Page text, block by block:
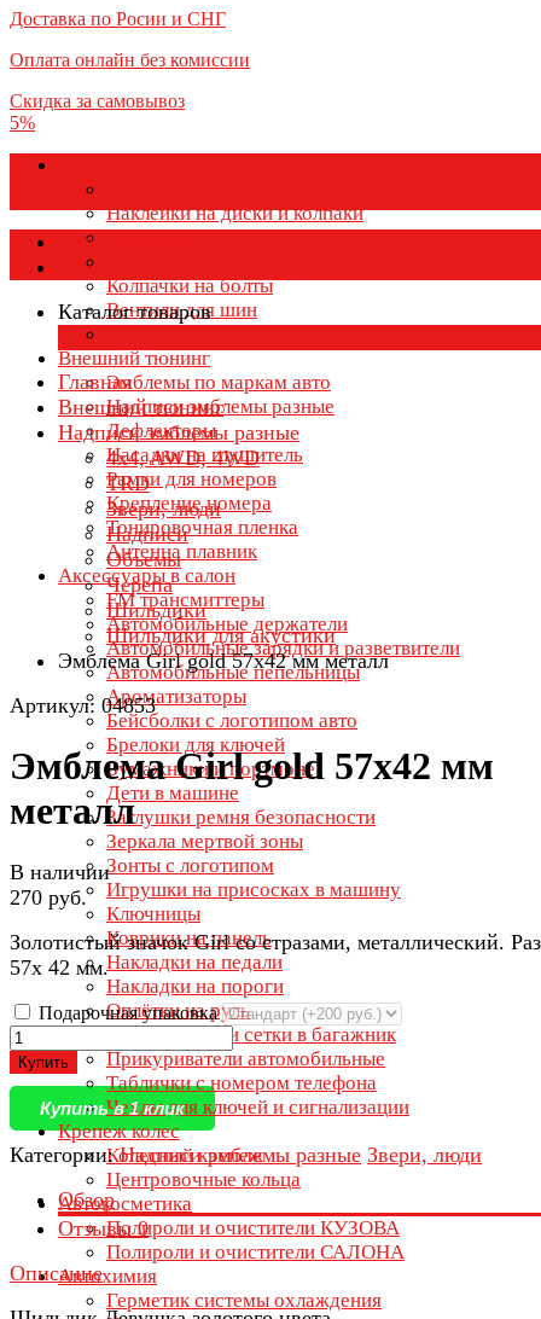
Доставка по Росии и СНГ
Оплата онлайн без комиссии
Скидка за самовывоз
5%
Наклейки на диски и колпаки
Колпаки на колеса
Колпачки на болты
Вентили для шин
Внешний тюнинг
Эмблемы по маркам авто
Надписи эмблемы разные
Дефлекторы
Насадки на глушитель
Рамки для номеров
Крепление номера
Тонировочная пленка
Антенна плавник
Аксессуары в салон
FM трансмиттеры
Автомобильные держатели
Автомобильные зарядки и разветвители
Автомобильные пепельницы
Ароматизаторы
Бейсболки с логотипом авто
Брелоки для ключей
Бумажники и портмоне
Дети в машине
Заглушки ремня безопасности
Зеркала мертвой зоны
Зонты с логотипом
Игрушки на присосках в машину
Ключницы
Коврики на панель
Накладки на педали
Накладки на пороги
Оплётки на руль
Органайзеры и сетки в багажник
Прикуриватели автомобильные
Таблички с номером телефона
Чехлы для ключей и сигнализации
Крепеж колес
Колесный крепеж
Центровочные кольца
Автокосметика
Полироли и очистители КУЗОВА
Полироли и очистители САЛОНА
Автохимия
Герметик системы охлаждения
Каталог товаров
Каталог товаров
Главная
Внешний тюнинг
Надписи эмблемы разные
4x4, AWD, 4WD
TRD
Звери, люди
Надписи
Объемы
Черепа
Шильдики
Шильдики для акустики
Эмблема Girl gold 57х42 мм металл
Артикул: 04853
Эмблема Girl gold 57х42 мм
металл
В наличии
270 руб.
Золотистый значок Girl со стразами, металлический.
57х 42 мм.
Подарочная упаковка
Купить
Купить в 1 клик
Категории:Надписи эмблемы разные Звери, люди
Обзор
Отзывы0
Описание